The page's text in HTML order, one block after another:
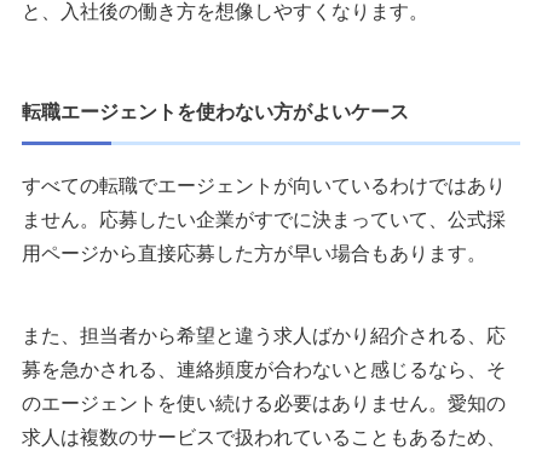
と、入社後の働き方を想像しやすくなります。
転職エージェントを使わない方がよいケース
すべての転職でエージェントが向いているわけではあり
ません。応募したい企業がすでに決まっていて、公式採
用ページから直接応募した方が早い場合もあります。
また、担当者から希望と違う求人ばかり紹介される、応
募を急かされる、連絡頻度が合わないと感じるなら、そ
のエージェントを使い続ける必要はありません。愛知の
求人は複数のサービスで扱われていることもあるため、